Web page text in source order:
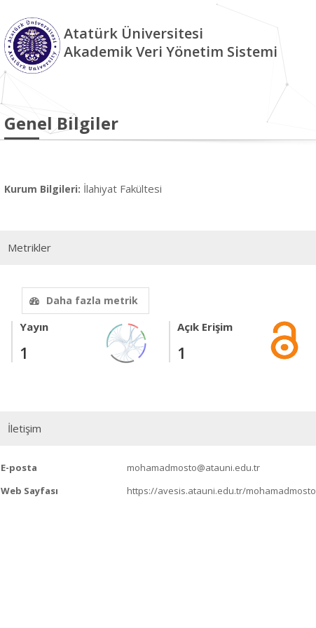
Atatürk Üniversitesi
Akademik Veri Yönetim Sistemi
Genel Bilgiler
Kurum Bilgileri: İlahiyat Fakültesi
Metrikler
Daha fazla metrik
Yayın
1
Açık Erişim
1
İletişim
E-posta
mohamadmosto@atauni.edu.tr
Web Sayfası
https://avesis.atauni.edu.tr/mohamadmosto